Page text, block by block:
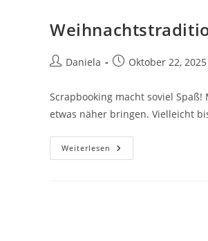
Daniela Oktober 22, 2025
Scrapbooking macht soviel
etwas näher bringen. Vielleicht
Weiterlesen